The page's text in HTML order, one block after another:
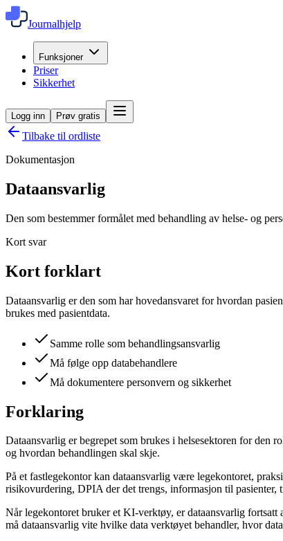
Journalhjelp
Funksjoner
Priser
Sikkerhet
Logg inn Prøv gratis
Tilbake til ordliste
Dokumentasjon
Dataansvarlig
Den som bestemmer formålet med behandling av helse- og
Kort svar
Kort forklart
Dataansvarlig er den som har hovedansvaret for hvordan
brukes med pasientdata.
Samme rolle som behandlingsansvarlig
Må følge opp databehandlere
Må dokumentere personvern og sikkerhet
Forklaring
Dataansvarlig er begrepet som brukes i helsesektoren for den
og hvordan behandlingen skal skje.
På et fastlegekontor kan dataansvarlig være legekontoret,
risikovurdering, DPIA der det trengs, informasjon til
Når legekontoret bruker et KI-verktøy, er dataansvarlig
må dataansvarlig vite hvilke data verktøyet behandler, hvor